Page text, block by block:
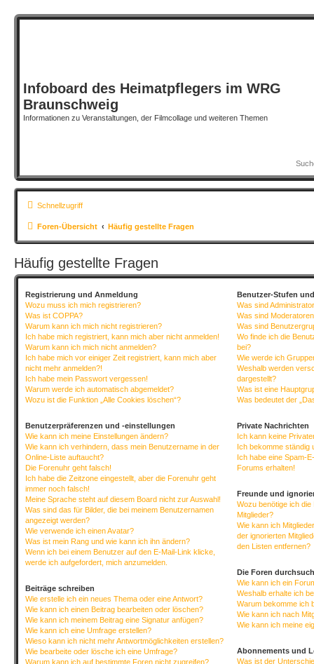
Infoboard des Heimatpflegers im WRG
Braunschweig
Informationen zu Veranstaltungen, der Filmcollage und weiteren Themen
Schnellzugriff
Foren-Übersicht Häufig gestellte Fragen
Häufig gestellte Fragen
Registrierung und Anmeldung
Wozu muss ich mich registrieren?
Was ist COPPA?
Warum kann ich mich nicht registrieren?
Ich habe mich registriert, kann mich aber nicht anmelden!
Warum kann ich mich nicht anmelden?
Ich habe mich vor einiger Zeit registriert, kann mich aber
nicht mehr anmelden?!
Ich habe mein Passwort vergessen!
Warum werde ich automatisch abgemeldet?
Wozu ist die Funktion „Alle Cookies löschen“?
Benutzerpräferenzen und -einstellungen
Wie kann ich meine Einstellungen ändern?
Wie kann ich verhindern, dass mein Benutzername in der
Online-Liste auftaucht?
Die Forenuhr geht falsch!
Ich habe die Zeitzone eingestellt, aber die Forenuhr geht
immer noch falsch!
Meine Sprache steht auf diesem Board nicht zur Auswahl!
Was sind das für Bilder, die bei meinem Benutzernamen
angezeigt werden?
Wie verwende ich einen Avatar?
Was ist mein Rang und wie kann ich ihn ändern?
Wenn ich bei einem Benutzer auf den E-Mail-Link klicke,
werde ich aufgefordert, mich anzumelden.
Beiträge schreiben
Wie erstelle ich ein neues Thema oder eine Antwort?
Wie kann ich einen Beitrag bearbeiten oder löschen?
Wie kann ich meinem Beitrag eine Signatur anfügen?
Wie kann ich eine Umfrage erstellen?
Wieso kann ich nicht mehr Antwortmöglichkeiten erstellen?
Wie bearbeite oder lösche ich eine Umfrage?
Warum kann ich auf bestimmte Foren nicht zugreifen?
Benutzer-Stufen
Was sind
Was sind
Was sind
Wo finde ich die
bei?
Wie werde ich
Weshalb werden
dargestellt?
Was ist eine
Was bedeutet der
Private Nachrichten
Ich kann keine
Ich bekomme ständig
Ich habe eine Spam-
Forums erhalten!
Freunde und
Wozu benötige ich
Mitglieder?
Wie kann ich
der ignorierten
den Listen entfernen?
Die Foren
Wie kann ich ein
Weshalb erhalte ich
Warum bekomme ich
Wie kann ich nach
Wie kann ich meine
Abonnements und
Was ist der